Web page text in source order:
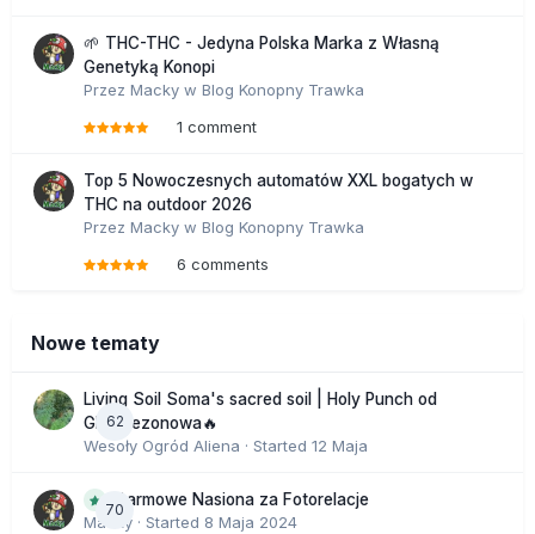
🌱 THC-THC - Jedyna Polska Marka z Własną
Genetyką Konopi
Przez Macky w Blog Konopny Trawka
1 comment
Top 5 Nowoczesnych automatów XXL bogatych w
THC na outdoor 2026
Przez Macky w Blog Konopny Trawka
6 comments
Nowe tematy
62
Living Soil Soma's sacred soil | Holy Punch od
GHS sezonowa🔥
Wesoły Ogród Aliena · Started 12 Maja
70
Darmowe Nasiona za Fotorelacje
Macky · Started 8 Maja 2024